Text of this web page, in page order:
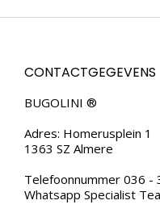
CONTACTGEGEVENS
BUGOLINI ®
Adres: Homerusplein 1
1363 SZ Almere
Telefoonnummer 036 -
Whatsapp Specialist